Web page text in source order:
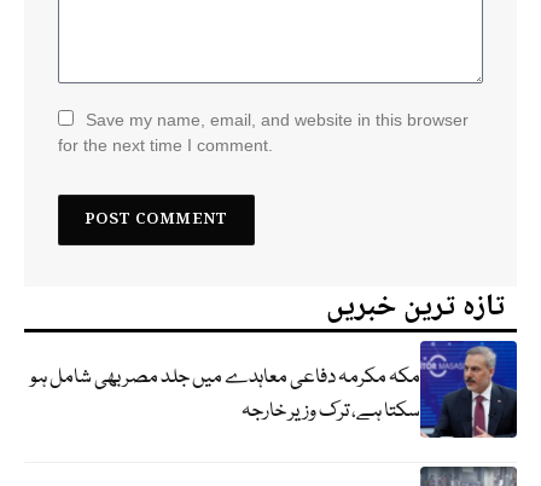
Save my name, email, and website in this browser
for the next time I comment.
تازہ ترین خبریں
مکہ مکرمہ دفاعی معاہدے میں جلد مصر بھی شامل ہو
سکتا ہے، ترک وزیر خارجہ